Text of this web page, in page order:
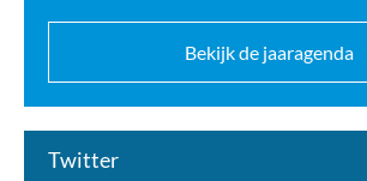
Bekijk de jaaragenda
Twitter